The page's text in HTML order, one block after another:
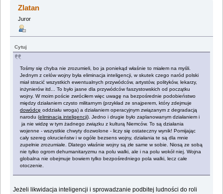
Zlatan
Juror
Cytuj
Tośmy się chyba nie zrozumieli, bo ja poniekąd właśnie to miałem na myśli.
Jednym z celów wojny była eliminacja inteligencji, w skutek czego naród polski
miał stracić wszystkich ewentualnych przywódców, artystów, polityków, lekarzy,
inżynierów itd... To było jasne dla przywódców faszystowskich od początku
wojny. W moim poście zwróciłem więc uwagę na bezpośrednie podobieństwo
między działaniem czysto militarnym (przykład ze snajperem, który zdejmuje
dowódcę oddziału wroga) a działaniem operacyjnym związanym z degradacją
narodu (eliminacja inteligencji). Jedno i drugie było zaplanowanym działaniem i
ja nie widzę w tym żadnego związku z kulturą Niemców. To są działania
wojenne - wszystkie chwyty dozwolone - liczy się ostateczny wynik! Pomijając
cały szereg okrucieństw i w ogóle bezsens wojny, działania te są dla mnie
zupełnie zrozumiałe. Dlatego właśnie wojny są złe same w sobie. Niosą ze sobą
nie tylko ogrom dehumanitaryzmu na polu walki, ale i na polu wokół niej. Wojna
globalna nie obejmuje bowiem tylko bezpośredniego pola walki, lecz całe
otoczenie.
Jeżeli likwidacja inteligencji i sprowadzanie podbitej ludności do roli